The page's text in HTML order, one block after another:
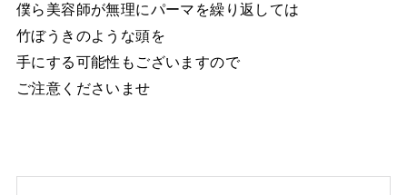
僕ら美容師が無理にパーマを繰り返しては
竹ぼうきのような頭を
手にする可能性もございますので
ご注意くださいませ